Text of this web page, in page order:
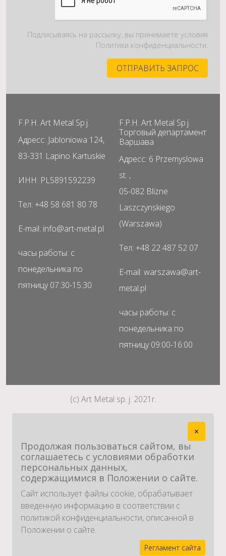
Подписываясь на рассылку, вы принимаете условия
Политики конфиденциальности.
F.P.H. Art Metal Sp.j.
Адресс: Jabloniowa 124,
83-331 Lapino Kartuskie
ИНН: PL5891592239
Тел: +48 58 681 80 78
E-mail: info@art-metal.pl
часы работы: с
понедельника по
пятницу 07:30-15:30
F.P.H. Art Metal Sp.j.
Торговый департамент
Варшава
Адресс: 6 Przemyslowa
st. ,
05-082 Blizne
Laszczynskiego
(Warszawa)
Тел: +48 22 487 52 07
E-mail: warszawa@art-
metal.pl
часы работы: с
понедельника по
пятницу 09:00-16:00
(c) Art Metal sp. j. 2021r.
×
Продолжая пользоваться сайтом, вы
соглашаетесь с условиями обработки
персональных данных,
содержащимися в Положении о сайте.
Сайт использует файлы cookie, обрабатывает
введенную информацию в соответствии с
политикой конфиденциальности, описанной в
Положении о сайте.
Регламент сайта